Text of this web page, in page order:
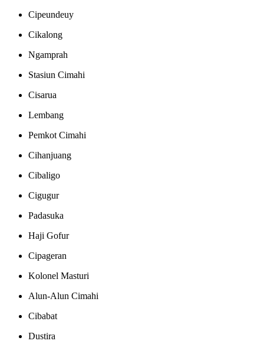
Cipeundeuy
Cikalong
Ngamprah
Stasiun Cimahi
Cisarua
Lembang
Pemkot Cimahi
Cihanjuang
Cibaligo
Cigugur
Padasuka
Haji Gofur
Cipageran
Kolonel Masturi
Alun-Alun Cimahi
Cibabat
Dustira